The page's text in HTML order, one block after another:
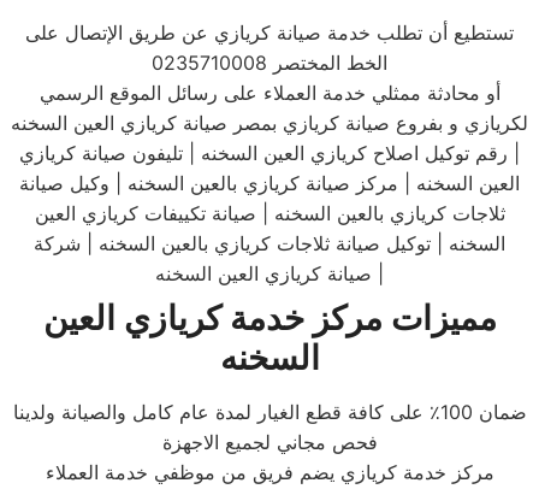
تستطيع أن تطلب خدمة صيانة كريازي عن طريق الإتصال على
الخط المختصر 0235710008
أو محادثة ممثلي خدمة العملاء على رسائل الموقع الرسمي
لكريازي و بفروع صيانة كريازي بمصر صيانة كريازي العين السخنه
| رقم توكيل اصلاح كريازي العين السخنه | تليفون صيانة كريازي
العين السخنه | مركز صيانة كريازي بالعين السخنه | وكيل صيانة
ثلاجات كريازي بالعين السخنه | صيانة تكييفات كريازي العين
السخنه | توكيل صيانة ثلاجات كريازي بالعين السخنه | شركة
مميزات مركز خدمة كريازي العين
السخنه
ضمان 100٪ على كافة قطع الغيار لمدة عام كامل والصيانة ولدينا
فحص مجاني لجميع الاجهزة
مركز خدمة كريازي يضم فريق من موظفي خدمة العملاء